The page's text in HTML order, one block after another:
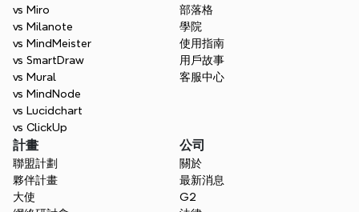
vs Miro
vs Milanote
vs MindMeister
vs SmartDraw
vs Mural
vs MindNode
vs Lucidchart
vs ClickUp
部落格
學院
使用指南
用戶故事
客服中心
計畫
聯盟計劃
夥伴計畫
大使
公司
關於
最新消息
G2